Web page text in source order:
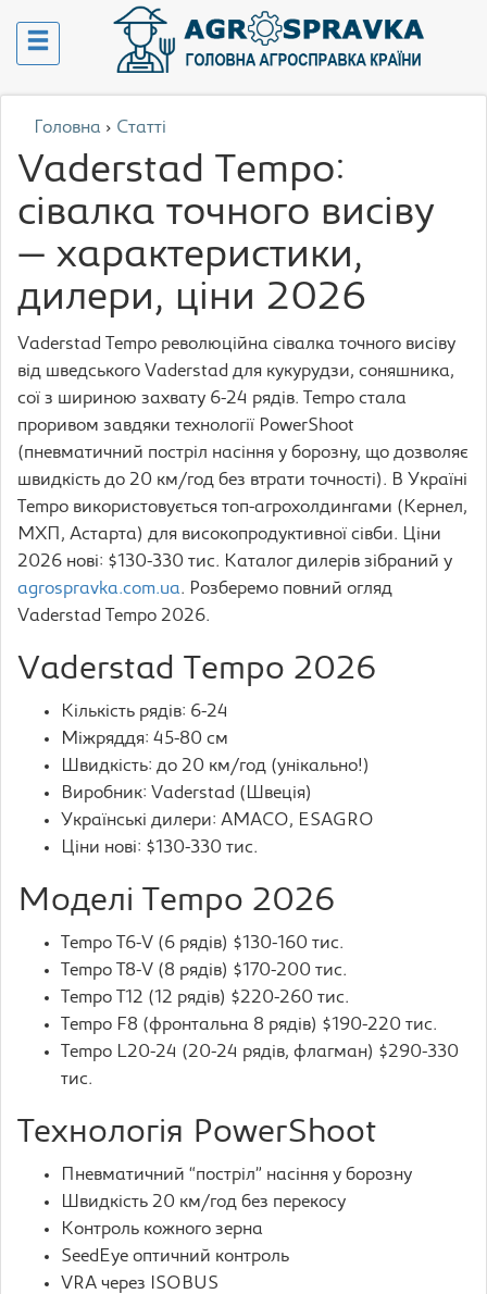
Головна › Статті
Vaderstad Tempo:
сівалка точного висіву
— характеристики,
дилери, ціни 2026
Vaderstad Tempo революційна сівалка точного висіву
від шведського Vaderstad для кукурудзи, соняшника,
сої з шириною захвату 6-24 рядів. Tempo стала
проривом завдяки технології PowerShoot
(пневматичний постріл насіння у борозну, що дозволяє
швидкість до 20 км/год без втрати точності). В Україні
Tempo використовується топ-агрохолдингами (Кернел,
МХП, Астарта) для високопродуктивної сівби. Ціни
2026 нові: $130-330 тис. Каталог дилерів зібраний у
agrospravka.com.ua. Розберемо повний огляд
Vaderstad Tempo 2026.
Vaderstad Tempo 2026
Кількість рядів: 6-24
Міжряддя: 45-80 см
Швидкість: до 20 км/год (унікально!)
Виробник: Vaderstad (Швеція)
Українські дилери: AMACO, ESAGRO
Ціни нові: $130-330 тис.
Моделі Tempo 2026
Tempo T6-V (6 рядів) $130-160 тис.
Tempo T8-V (8 рядів) $170-200 тис.
Tempo T12 (12 рядів) $220-260 тис.
Tempo F8 (фронтальна 8 рядів) $190-220 тис.
Tempo L20-24 (20-24 рядів, флагман) $290-330
тис.
Технологія PowerShoot
Пневматичний “постріл” насіння у борозну
Швидкість 20 км/год без перекосу
Контроль кожного зерна
SeedEye оптичний контроль
VRA через ISOBUS